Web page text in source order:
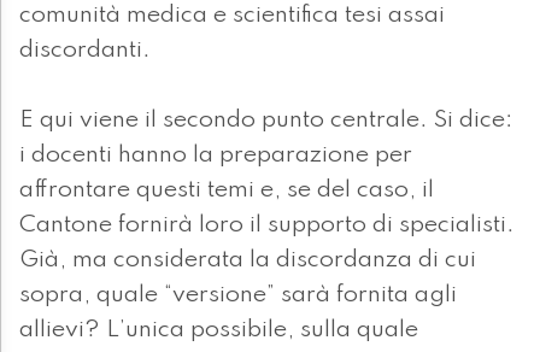
comunità medica e scientifica tesi assai
discordanti.
E qui viene il secondo punto centrale. Si dice:
i docenti hanno la preparazione per
affrontare questi temi e, se del caso, il
Cantone fornirà loro il supporto di specialisti.
Già, ma considerata la discordanza di cui
sopra, quale “versione” sarà fornita agli
allievi? L’unica possibile, sulla quale